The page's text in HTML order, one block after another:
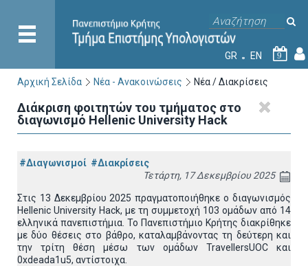
GR EN 9
Αρχική Σελίδα Νέα - Ανακοινώσεις Νέα / Διακρίσεις
Διάκριση φοιτητών του τμήματος στο
διαγωνισμό Hellenic University Hack
#Διαγωνισμοί #Διακρίσεις
Τετάρτη, 17 Δεκεμβρίου 2025
Στις 13 Δεκεμβρίου 2025 πραγματοποιήθηκε ο διαγωνισμός
Hellenic University Hack, με τη συμμετοχή 103 ομάδων από 14
ελληνικά πανεπιστήμια. Το Πανεπιστήμιο Κρήτης διακρίθηκε
με δύο θέσεις στο βάθρο, καταλαμβάνοντας τη δεύτερη και
την τρίτη θέση μέσω των ομάδων TravellersUOCκαι
0xdeada1u5, αντίστοιχα.